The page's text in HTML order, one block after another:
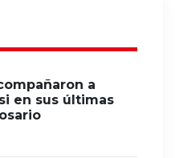
a
en sus últimas